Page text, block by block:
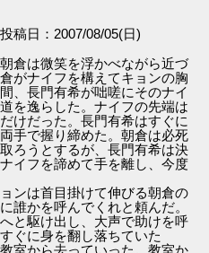
稿日：2007/08/05(日)
倉は微笑を浮かべながら近づ
がナイフを構えてキョンの胸
、長門有希が咄嗟にそのナイ
を逸らした。ナイフの先端は
けだった。長門有希はすぐに
手で握り締めた。朝倉は必死
ろうとするが、長門有希は決
イフを諦めて手を離し、今度
ンは首目掛けて伸びる朝倉の
誰かを呼んでくれと頼んだ。
と駆け出し、大声で助けを呼
ぐに身を翻し落ちていた
室から去っていった。教室か